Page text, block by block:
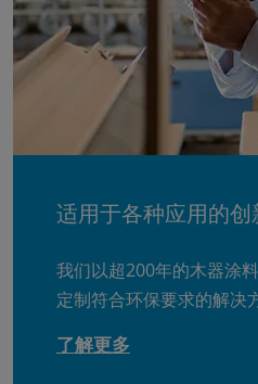
适用于各种应用的创
我们以超200年的木器涂
定制符合环保要求的解决
了解更多